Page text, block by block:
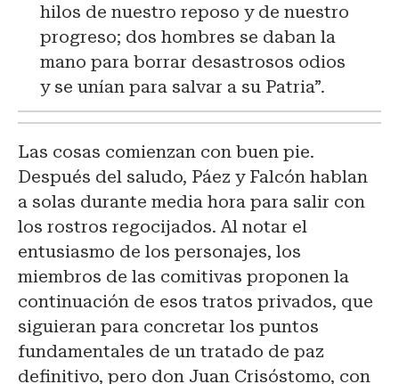
hilos de nuestro reposo y de nuestro
progreso; dos hombres se daban la
mano para borrar desastrosos odios
y se unían para salvar a su Patria”.
Las cosas comienzan con buen pie.
Después del saludo, Páez y Falcón hablan
a solas durante media hora para salir con
los rostros regocijados. Al notar el
entusiasmo de los personajes, los
miembros de las comitivas proponen la
continuación de esos tratos privados, que
siguieran para concretar los puntos
fundamentales de un tratado de paz
definitivo, pero don Juan Crisóstomo, con